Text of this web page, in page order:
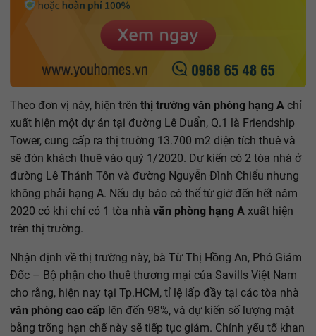
Theo đơn vị này, hiện trên thị trường văn phòng hạng A chỉ
xuất hiện một dự án tại đường Lê Duẩn, Q.1 là Friendship
Tower, cung cấp ra thị trường 13.700 m2 diện tích thuê và
sẽ đón khách thuê vào quý 1/2020. Dự kiến có 2 tòa nhà ở
đường Lê Thánh Tôn và đường Nguyễn Đình Chiểu nhưng
không phải hạng A. Nếu dự báo có thể từ giờ đến hết năm
2020 có khi chỉ có 1 tòa nhà văn phòng hạng A xuất hiện
trên thị trường.
Nhận định về thị trường này, bà Từ Thị Hồng An, Phó Giám
Đốc – Bộ phận cho thuê thương mại của Savills Việt Nam
cho rằng, hiện nay tại Tp.HCM, tỉ lệ lấp đầy tại các tòa nhà
văn phòng cao cấp lên đến 98%, và dự kiến số lượng mặt
bằng trống hạn chế này sẽ tiếp tục giảm. Chính yếu tố khan